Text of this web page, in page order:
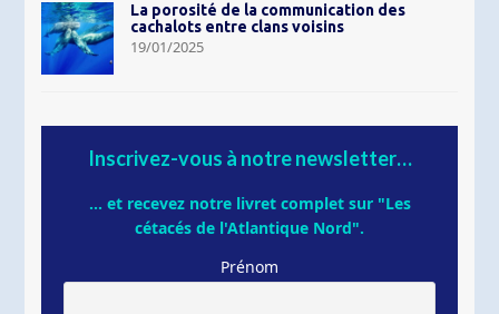
La porosité de la communication des
cachalots entre clans voisins
19/01/2025
Inscrivez-vous à notre newsletter…
... et recevez notre livret complet sur "Les
cétacés de l'Atlantique Nord".
Prénom